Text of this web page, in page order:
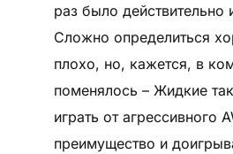
раз было действительно
Сложно определиться
плохо, но, кажется, в
поменялось – Жидкие
играть от агрессивного
преимущество и